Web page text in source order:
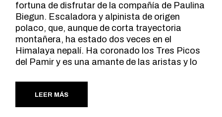
fortuna de disfrutar de la compañía de Paulina
Biegun. Escaladora y alpinista de origen
polaco, que, aunque de corta trayectoria
montañera, ha estado dos veces en el
Himalaya nepalí. Ha coronado los Tres Picos
del Pamir y es una amante de las aristas y lo
LEER MÁS